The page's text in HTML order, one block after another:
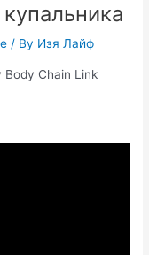
/ By Изя Лайф
Body Chain Link